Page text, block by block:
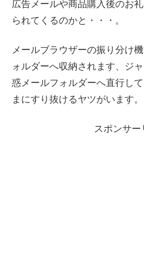
広告メールや商品購入後のお
られてくるのかと・・・。
メールブラウザーの振り分け
ォルダーへ収納されます、ジ
惑メールフォルダーへ直行し
まにすり抜けるヤツがいます。
スポンサー